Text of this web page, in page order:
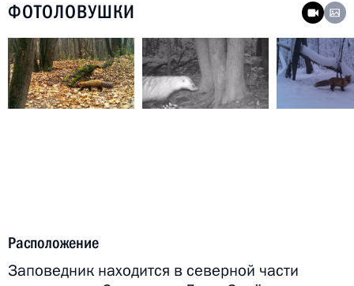
ФОТОЛОВУШКИ
Расположение
Заповедник находится в северной части